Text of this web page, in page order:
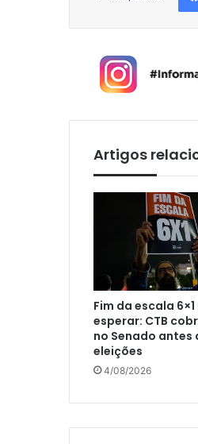
Artigos
Fim da escala
esperar: CTB
no Senado antes
eleições
4/08/2026